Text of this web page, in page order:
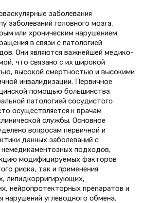
заболевания
заболеваний головного мозга,
или хроническим нарушением
в связи с патологией
Они являются важнейшей медико-
что связано с их широкой
высокой смертностью и высокими
инвалидизации. Первичное
помощью большинства
патологией сосудистого
осуществляется к врачам
службы. Основное
вопросам первичной и
данных заболеваний с
подходов,
модифицируемых факторов
риска, так и применения
липидкорригирующих,
нейропротекторных препаратов и
нарушений углеводного обмена.